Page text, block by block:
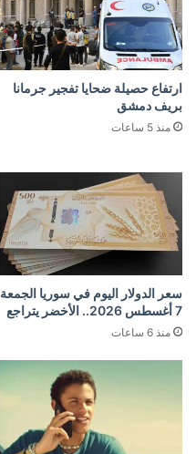
ارتفاع حصيلة ضحايا تفجير جرمانا
بريف دمشق
منذ 5 ساعات
سعر الدولار اليوم في سوريا الجمعة
7 أغسطس 2026.. الأخضر يتراجع
منذ 6 ساعات